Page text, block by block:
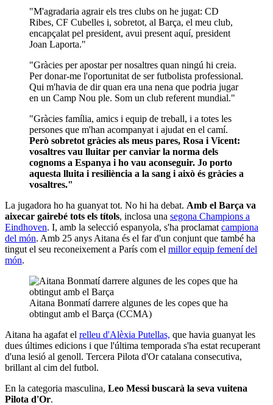
"M'agradaria agrair els tres clubs on he jugat: CD
Ribes, CF Cubelles i, sobretot, al Barça, el meu club,
encapçalat pel president, avui present aquí, president
Joan Laporta."
"Gràcies per apostar per nosaltres quan ningú hi creia.
Per donar-me l'oportunitat de ser futbolista professional.
Qui m'havia de dir quan era una nena que podria jugar
en un Camp Nou ple. Som un club referent mundial."
"Gràcies família, amics i equip de treball, i a totes les
persones que m'han acompanyat i ajudat en el camí.
Però sobretot gràcies als meus pares, Rosa i Vicent:
vosaltres vau lluitar per canviar la norma dels
cognoms a Espanya i ho vau aconseguir. Jo porto
aquesta lluita i resiliència a la sang i això és gràcies a
vosaltres."
La jugadora ho ha guanyat tot. No hi ha debat. Amb el Barça va
aixecar gairebé tots els títols, inclosa una segona Champions a
Eindhoven. I, amb la selecció espanyola, s'ha proclamat campiona
del món. Amb 25 anys Aitana és el far d'un conjunt que també ha
tingut el seu reconeixement a París com el millor equip femení del
món.
Aitana Bonmatí darrere algunes de les copes que ha
obtingut amb el Barça (CCMA)
Aitana ha agafat el relleu d'Alèxia Putellas, que havia guanyat les
dues últimes edicions i que l'última temporada s'ha estat recuperant
d'una lesió al genoll. Tercera Pilota d'Or catalana consecutiva,
brillant al cim del futbol.
En la categoria masculina, Leo Messi buscarà la seva vuitena
Pilota d'Or.